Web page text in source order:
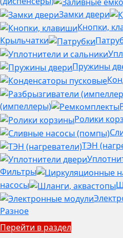
Замки двери
Кнопки,
Крыльчатки
Пружины
(импеллеры)
Ролики
ТЭН
Фильтры
насосы
Разное
Перейти в раздел